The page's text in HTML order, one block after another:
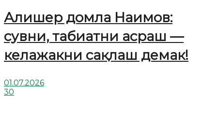
Алишер домла Наимов:
сувни, табиатни асраш —
келажакни сақлаш демак!
01.07.2026
30